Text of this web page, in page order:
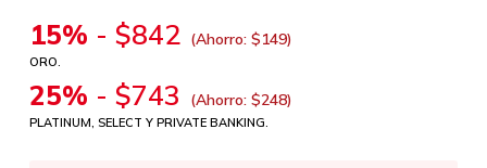
15% - $842 (Ahorro: $149)
ORO.
25% - $743 (Ahorro: $248)
PLATINUM, SELECT Y PRIVATE BANKING.